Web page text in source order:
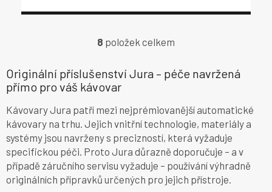
O
l
á
c
í
p
r
v
k
y
8 položek celkem
Originální příslušenství Jura – péče navržená
přímo pro váš kávovar
Kávovary Jura patří mezi nejprémiovanější automatické
kávovary na trhu. Jejich vnitřní technologie, materiály a
systémy jsou navrženy s precizností, která vyžaduje
specifickou péči. Proto Jura důrazně doporučuje – a v
případě záručního servisu vyžaduje – používání výhradně
originálních přípravků určených pro jejich přístroje.